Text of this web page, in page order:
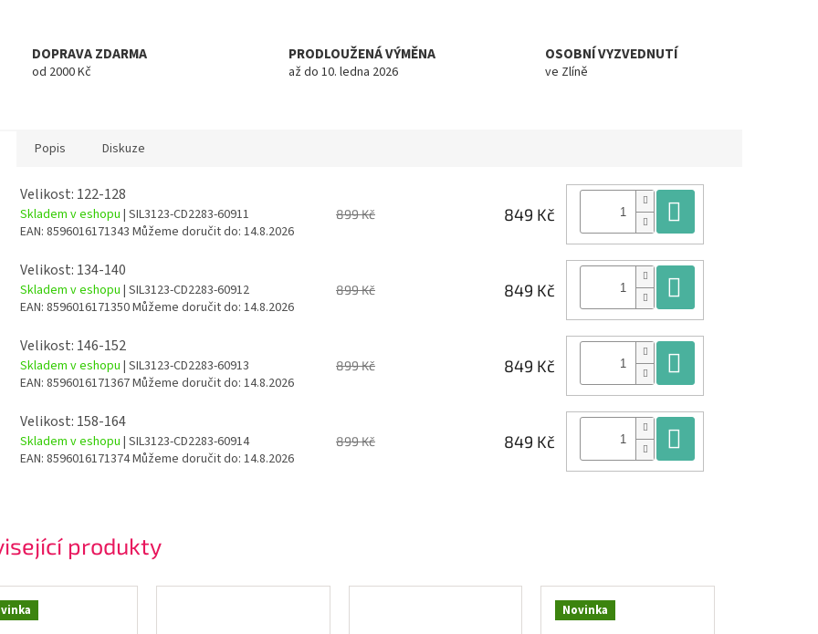
DOPRAVA ZDARMA
od 2000 Kč
PRODLOUŽENÁ VÝMĚNA
až do 10. ledna 2026
OSOBNÍ VYZVEDNUTÍ
ve Zlíně
produkty
Novinka
Popis Diskuze
Velikost: 122-128
Skladem v eshopu | SIL3123-CD2283-60911
EAN: 8596016171343 Můžeme doručit do: 14.8.2026
899 Kč 849 Kč
Velikost: 134-140
Skladem v eshopu | SIL3123-CD2283-60912
EAN: 8596016171350Můžeme doručit do: 14.8.2026
899 Kč 849 Kč
Velikost: 146-152
Skladem v eshopu | SIL3123-CD2283-60913
EAN: 8596016171367Můžeme doručit do: 14.8.2026
899 Kč 849 Kč
Velikost: 158-164
Skladem v eshopu | SIL3123-CD2283-60914
EAN: 8596016171374Můžeme doručit do: 14.8.2026
899 Kč 849 Kč